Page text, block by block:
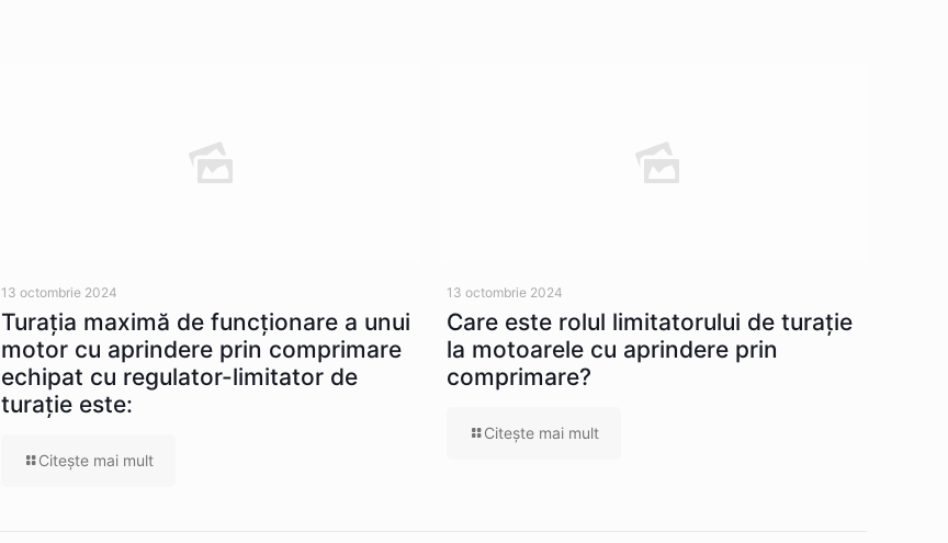
13 octombrie 2024
Turația maximă de funcționare a unui
motor cu aprindere prin comprimare
echipat cu regulator-limitator de
turație este:
Citeşte mai mult
13 octombrie 2024
Care este rolul limitatorului de turație
la motoarele cu aprindere prin
comprimare?
Citeşte mai mult